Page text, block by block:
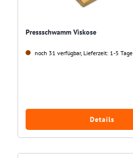
Pressschwamm Viskose
noch 31 verfügbar, Lieferzeit: 1-5 Tage
Details